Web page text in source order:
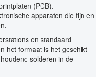
(PCB).
apparaten die fijn en
en standaard
het formaat is het geschikt
solderen in de